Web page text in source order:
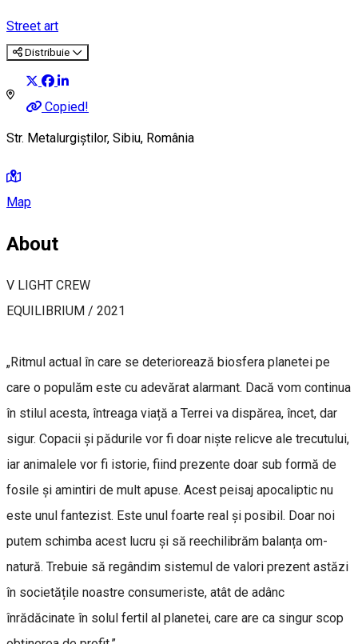
Street art
Distribuie
Copied!
Str. Metalurgiștilor, Sibiu, România
Map
About
V LIGHT CREW
EQUILIBRIUM / 2021
„Ritmul actual în care se deteriorează biosfera planetei pe
care o populăm este cu adevărat alarmant. Dacă vom continua
în stilul acesta, întreaga viață a Terrei va dispărea, încet, dar
sigur. Copacii și pădurile vor fi doar niște relicve ale trecutului,
iar animalele vor fi istorie, fiind prezente doar sub formă de
fosile și amintiri de mult apuse. Acest peisaj apocaliptic nu
este unul fantezist. Este unul foarte real și posibil. Doar noi
putem schimba acest lucru și să reechilibrăm balanța om-
natură. Trebuie să regândim sistemul de valori prezent astăzi
în societățile noastre consumeriste, atât de adânc
înrădăcinate în solul fertil al planetei, care are ca singur scop